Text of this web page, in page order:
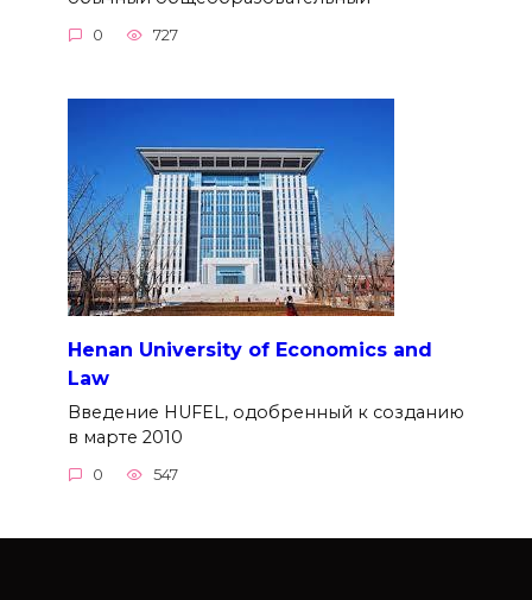
0 727
Henan University of Economics and
Law
Введение HUFEL, одобренный к созданию
в марте 2010
0 547